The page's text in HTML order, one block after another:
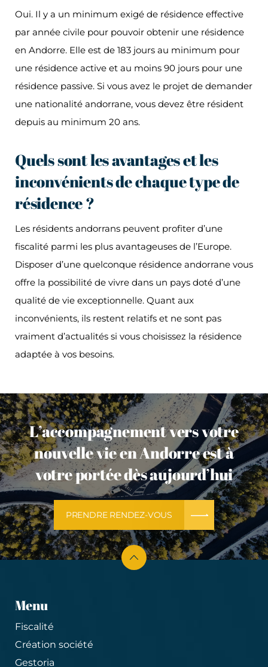
Oui. Il y a un minimum exigé de résidence effective
par année civile pour pouvoir obtenir une résidence
en Andorre. Elle est de 183 jours au minimum pour
une résidence active et au moins 90 jours pour une
résidence passive. Si vous avez le projet de demander
une nationalité andorrane, vous devez être résident
depuis au minimum 20 ans.
Quels sont les avantages et les
inconvénients de chaque type de
résidence ?
Les résidents andorrans peuvent profiter d’une
fiscalité parmi les plus avantageuses de l’Europe.
Disposer d’une quelconque résidence andorrane vous
offre la possibilité de vivre dans un pays doté d’une
qualité de vie exceptionnelle. Quant aux
inconvénients, ils restent relatifs et ne sont pas
vraiment d’actualités si vous choisissez la résidence
adaptée à vos besoins.
L’accompagnement vers votre
nouvelle vie en Andorre est à
votre portée dès aujourd’hui
PRENDRE RENDEZ-VOUS
Menu
Fiscalité
Création société
Gestoria